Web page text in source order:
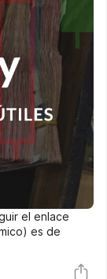
el enlace
es de